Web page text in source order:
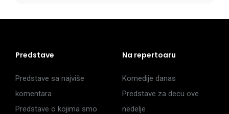
Predstave
Predstave sa najviše
komentara
Predstave o kojima smo
Na repertoaru
Komedije danas
Predstave za decu ove
nedelje